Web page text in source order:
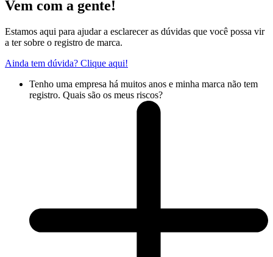
Vem com a gente!
Estamos aqui para ajudar a esclarecer as dúvidas que você possa vir
a ter sobre o registro de marca.
Ainda tem dúvida? Clique aqui!
Tenho uma empresa há muitos anos e minha marca não tem
registro. Quais são os meus riscos?